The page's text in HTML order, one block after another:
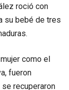
roció con
su bebé de tres
como el
fueron
recuperaron